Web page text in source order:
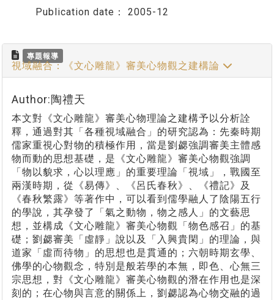
Publication date： 2005-12
專題報導
視域融合：《文心雕龍》審美心物觀之建構論
Author:陶禮天
本文對《文心雕龍》審美心物理論之建構予以分析詮
釋，通過對其「各種視域融合」的研究認為：先秦時期
儒家重視心對物的積極作用，當是劉勰強調審美主體感
物而動的思想基礎，是《文心雕龍》審美心物觀強調
「物以貌求，心以理應」的重要理論「視域」，戰國至
兩漢時期，從《易傳》、《呂氏春秋》、《禮記》及
《春秋繁露》等著作中，可以看到儒學融人了陰陽五行
的學說，其孕發了「氣之動物，物之感人」的文藝思
想，並構成《文心雕龍》審美心物觀「物色感召」的基
礎；劉勰審美「虛靜」說以及「入興貴閑」的理論，與
道家「虛而待物」的思想也是貫通的；六朝時期玄學、
佛學的心物觀念，特別是般若學的本無，即色、心無三
宗思想，對《文心雕龍》審美心物觀的潛在作用也是深
刻的；在心物與言意的關係上，劉勰認為心物交融的過